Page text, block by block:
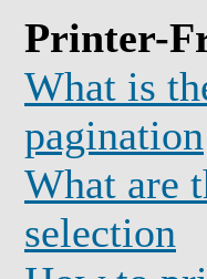
Printer-
What is
pagination
What are
selection